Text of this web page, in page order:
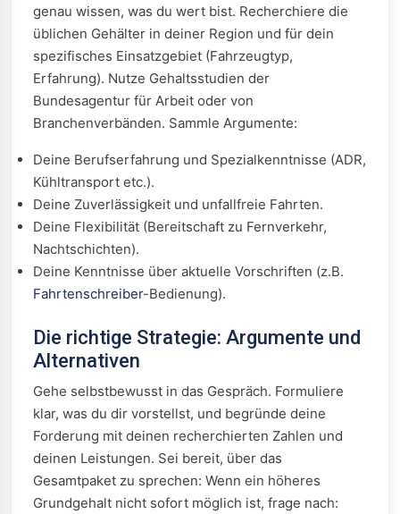
genau wissen, was du wert bist. Recherchiere die
üblichen Gehälter in deiner Region und für dein
spezifisches Einsatzgebiet (Fahrzeugtyp,
Erfahrung). Nutze Gehaltsstudien der
Bundesagentur für Arbeit oder von
Branchenverbänden. Sammle Argumente:
Deine Berufserfahrung und Spezialkenntnisse (ADR,
Kühltransport etc.).
Deine Zuverlässigkeit und unfallfreie Fahrten.
Deine Flexibilität (Bereitschaft zu Fernverkehr,
Nachtschichten).
Deine Kenntnisse über aktuelle Vorschriften (z.B.
Fahrtenschreiber-Bedienung).
Die richtige Strategie: Argumente und
Alternativen
Gehe selbstbewusst in das Gespräch. Formuliere
klar, was du dir vorstellst, und begründe deine
Forderung mit deinen recherchierten Zahlen und
deinen Leistungen. Sei bereit, über das
Gesamtpaket zu sprechen: Wenn ein höheres
Grundgehalt nicht sofort möglich ist, frage nach: